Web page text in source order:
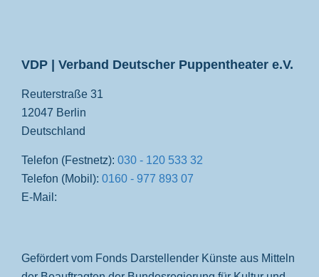
VDP | Verband Deutscher Puppentheater e.V.
Reuterstraße 31
12047 Berlin
Deutschland
Telefon (Festnetz): 030 - 120 533 32
Telefon (Mobil): 0160 - 977 893 07
E-Mail:
Gefördert vom Fonds Darstellender Künste aus Mitteln